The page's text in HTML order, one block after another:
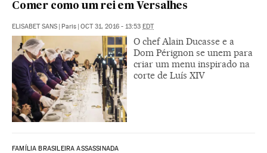
Comer como um rei em Versalhes
ELISABET SANS | Paris | OCT 31, 2016 - 13:53 EDT
O chef Alain Ducasse e a
Dom Pérignon se unem para
criar um menu inspirado na
corte de Luís XIV
FAMÍLIA BRASILEIRA ASSASSINADA